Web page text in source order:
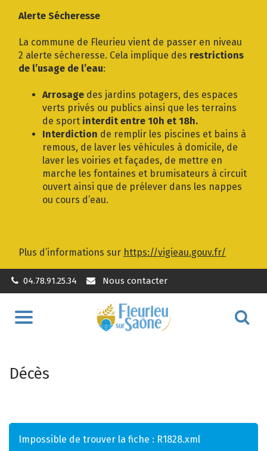
Alerte Sécheresse
La commune de Fleurieu vient de passer en niveau
2 alerte sécheresse. Cela implique des restrictions
de l’usage de l’eau:
Arrosage des jardins potagers, des espaces
verts privés ou publics ainsi que les terrains
de sport interdit entre 10h et 18h.
Interdiction de remplir les piscines et bains à
remous, de laver les véhicules à domicile, de
laver les voiries et façades, de mettre en
marche les fontaines et brumisateurs à circuit
ouvert ainsi que de prélever dans les nappes
ou cours d’eau.
Plus d’informations sur https://vigieau.gouv.fr/
04.78.91.25.34 Nous contacter
Aller
Décès
Impossible de trouver la fiche : R1828.xml